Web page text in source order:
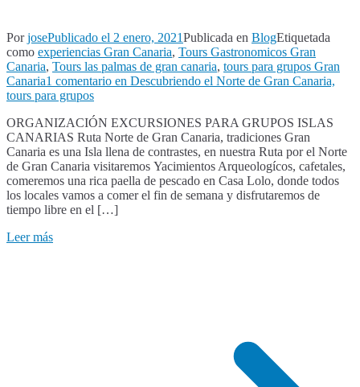
PorjosePublicado el 2 enero, 2021Publicada en BlogEtiquetada
como experiencias Gran Canaria, Tours Gastronomicos Gran
Canaria, Tours las palmas de gran canaria, tours para grupos Gran
Canaria1 comentario en Descubriendo el Norte de Gran Canaria,
tours para grupos
ORGANIZACIÓN EXCURSIONES PARA GRUPOS ISLAS
CANARIAS Ruta Norte de Gran Canaria, tradiciones Gran
Canaria es una Isla llena de contrastes, en nuestra Ruta por el Norte
de Gran Canaria visitaremos Yacimientos Arqueologícos, cafetales,
comeremos una rica paella de pescado en Casa Lolo, donde todos
los locales vamos a comer el fin de semana y disfrutaremos de
tiempo libre en el […]
Leer más